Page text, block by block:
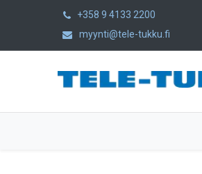
+358 9 4133 2200
myynti@tele-tukku.fi